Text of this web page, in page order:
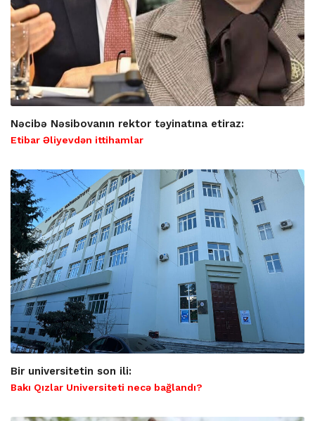
Nəcibə Nəsibovanın rektor təyinatına etiraz:
Etibar Əliyevdən ittihamlar
Bir universitetin son ili:
Bakı Qızlar Universiteti necə bağlandı?